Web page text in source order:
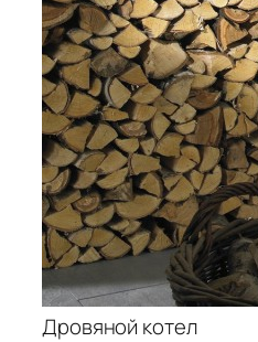
Дровяной котел